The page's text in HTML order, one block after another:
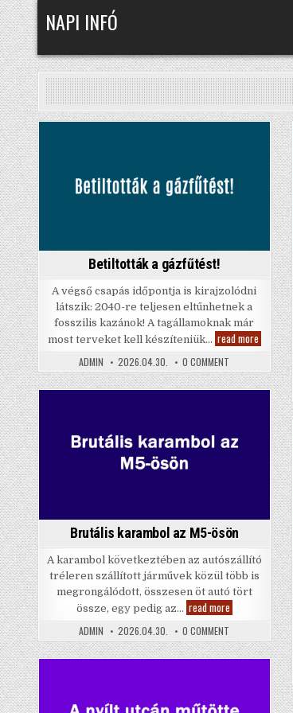
Skip
to
content
NAPI INFÓ
Betiltották a gázfűtést!
A végső csapás időpontja is kirajzolódni
látszik: 2040-re teljesen eltűnhetnek a
fosszilis kazánok! A tagállamoknak már
most terveket kell készíteniük… read moreBetiltották
a
gázfűtést!
ADMIN 2026.04.30. 0 COMMENT
BETILTOTTÁK
A
GÁZFŰTÉST!
in
Brutális karambol az M5-ösön
A karambol következtében az autószállító
tréleren szállított járművek közül több is
megrongálódott, összesen öt autó tört
össze, egy pedig az… read moreBrutális
karambol
M5-
ösön
ADMIN 2026.04.30. 0 COMMENT
BRUTÁLIS
KARAMBOL
AZ
in